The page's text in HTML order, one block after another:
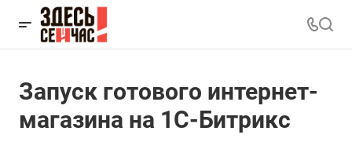
Запуск готового интернет-
магазина на 1С-Битрикс